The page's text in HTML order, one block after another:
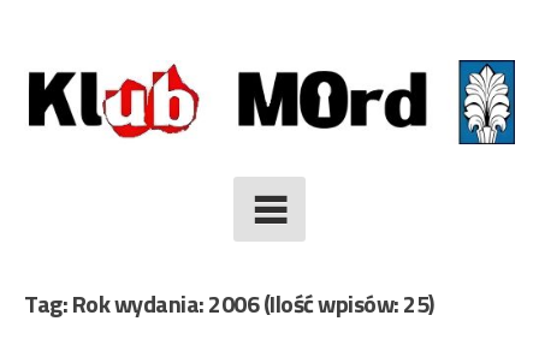
to
content
Tag: Rok wydania: 2006(Ilość wpisów: 25)